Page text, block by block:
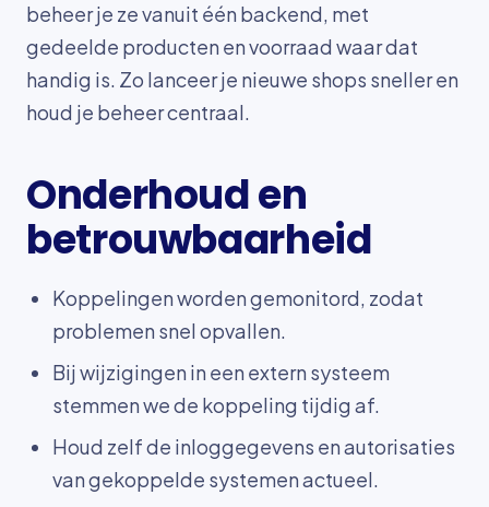
beheer je ze vanuit één backend, met
gedeelde producten en voorraad waar dat
handig is. Zo lanceer je nieuwe shops sneller en
houd je beheer centraal.
Onderhoud en
betrouwbaarheid
Koppelingen worden gemonitord, zodat
problemen snel opvallen.
Bij wijzigingen in een extern systeem
stemmen we de koppeling tijdig af.
Houd zelf de inloggegevens en autorisaties
van gekoppelde systemen actueel.